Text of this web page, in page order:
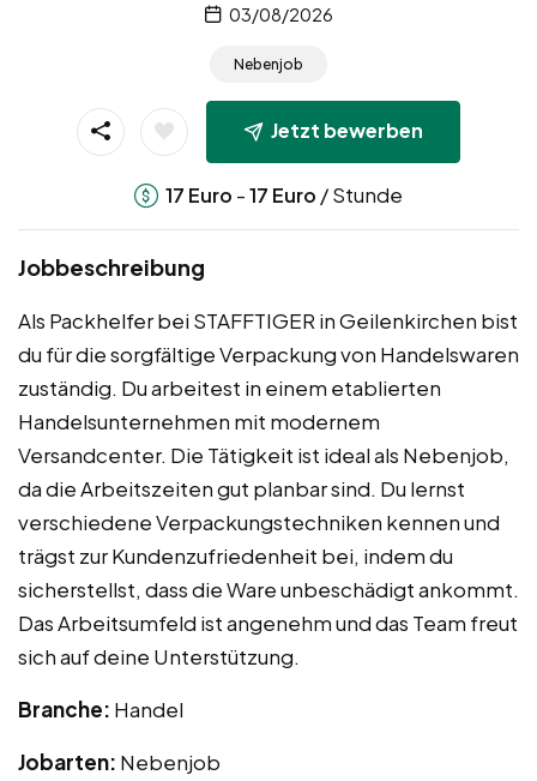
03/08/2026
Nebenjob
Jetzt bewerben
17 Euro -17 Euro / Stunde
Jobbeschreibung
Als Packhelfer bei STAFFTIGER in Geilenkirchen bist
du für die sorgfältige Verpackung von Handelswaren
zuständig. Du arbeitest in einem etablierten
Handelsunternehmen mit modernem
Versandcenter. Die Tätigkeit ist ideal als Nebenjob,
da die Arbeitszeiten gut planbar sind. Du lernst
verschiedene Verpackungstechniken kennen und
trägst zur Kundenzufriedenheit bei, indem du
sicherstellst, dass die Ware unbeschädigt ankommt.
Das Arbeitsumfeld ist angenehm und das Team freut
sich auf deine Unterstützung.
Branche: Handel
Jobarten: Nebenjob